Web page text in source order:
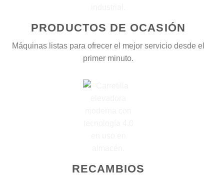
PRODUCTOS DE OCASIÓN
Máquinas listas para ofrecer el mejor servicio desde el
primer minuto.
RECAMBIOS